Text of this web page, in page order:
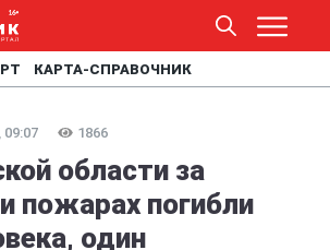
КАРТА-СПРАВОЧНИК
09:07 1866
области за
пожарах погибли
один